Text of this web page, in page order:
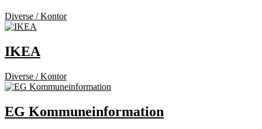
Diverse / Kontor
IKEA
Diverse / Kontor
EG Kommuneinformation